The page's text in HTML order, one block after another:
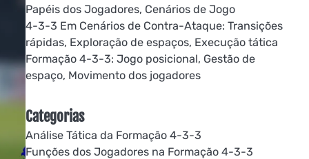
Papéis dos Jogadores, Cenários de Jogo
4-3-3 Em Cenários de Contra-Ataque: Transições
rápidas, Exploração de espaços, Execução tática
Formação 4-3-3: Jogo posicional, Gestão de
espaço, Movimento dos jogadores
Categorias
Análise Tática da Formação 4-3-3
Funções dos Jogadores na Formação 4-3-3